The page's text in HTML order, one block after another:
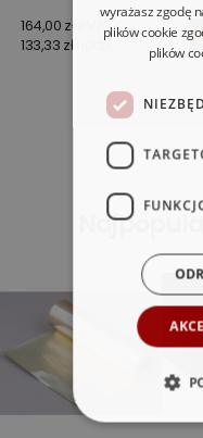
164,00 zł z VAT
133,33 zł netto
wyrażasz zgodę
plików cookie
plików